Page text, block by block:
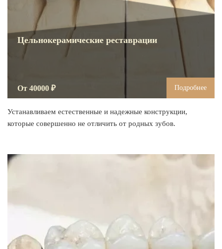
ПРОТЕЗИРОВАНИЕ
Протезирование на имплантах
Металлокерамические коронки
Вкладки
Съемные зубные протезы
УДАЛЕНИЕ ЗУБОВ
О КЛИНИКЕ
Цельнокерамические реставрации
От 40000 ₽ Подробнее
Устанавливаем естественные и надежные конструкции,
которые совершенно не отличить от родных зубов.